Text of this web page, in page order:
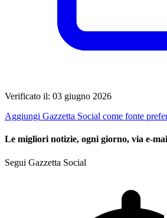
Verificato il: 03 giugno 2026
Aggiungi Gazzetta Social come fonte
Le migliori notizie, ogni giorno, via e-
Segui Gazzetta Social